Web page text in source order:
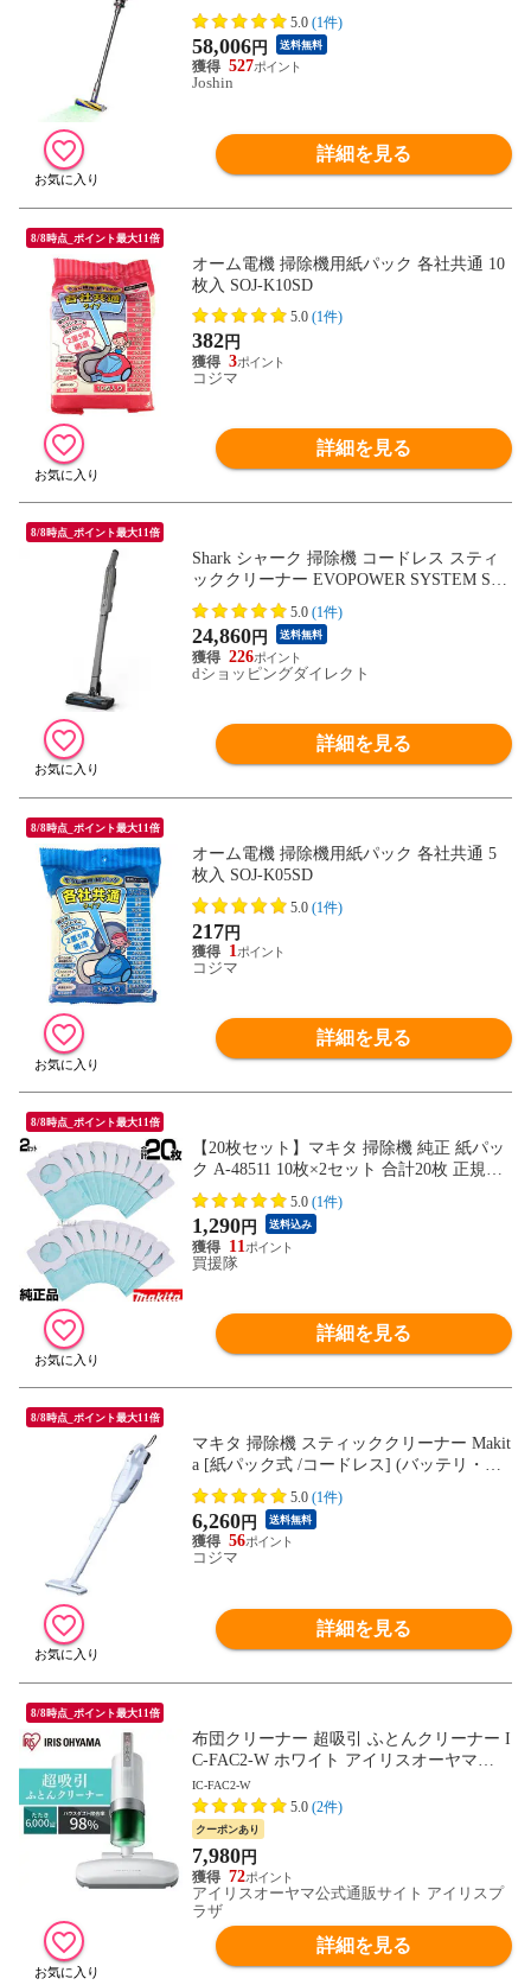
ン/ニッケル 【掃除機】 Dyson V12 Detect S
lim Fluffy SV46FF 【返品種別A】
5.0 (1件)
58,006円 送料無料
527
Joshin
詳細を見る
8/8時点_ポイント最大11倍
オーム電機 掃除機用紙パック 各社共通 10
枚入 SOJ-K10SD
5.0 (1件)
382円
3
コジマ
詳細を見る
8/8時点_ポイント最大11倍
Shark シャーク 掃除機 コードレス スティ
ッククリーナー EVOPOWER SYSTEM ST
D スチールグレイ CS100JGR
5.0 (1件)
24,860円 送料無料
226
dショッピングダイレクト
詳細を見る
8/8時点_ポイント最大11倍
オーム電機 掃除機用紙パック 各社共通 5
枚入 SOJ-K05SD
5.0 (1件)
217円
1
コジマ
詳細を見る
8/8時点_ポイント最大11倍
【20枚セット】マキタ 掃除機 純正 紙パッ
ク A-48511 10枚×2セット 合計20枚 正規品
新品【マキタ 掃除機 紙パック 抗菌紙 A-48
511 紙パック式クリーナ用 交換 消耗品 ma
kita 純正 正規品 cl103d、cl113fdにも使え
る】【おしゃれ おすすめ】
5.0 (1件)
1,290円 送料込み
11
買援隊
詳細を見る
8/8時点_ポイント最大11倍
マキタ 掃除機 スティッククリーナー Makit
a [紙パック式 /コードレス] (バッテリ・充
電器 別売モデル) CL107FD-ZW
5.0 (1件)
6,260円 送料無料
56
コジマ
詳細を見る
8/8時点_ポイント最大11倍
布団クリーナー 超吸引 ふとんクリーナー I
C-FAC2-W ホワイト アイリスオーヤマ
【安心延長保証対象】 [家電]
IC-FAC2-W
5.0 (2件)
クーポンあり
7,980円
72
アイリスオーヤマ公式通販サイト アイリスプ
ラザ
詳細を見る